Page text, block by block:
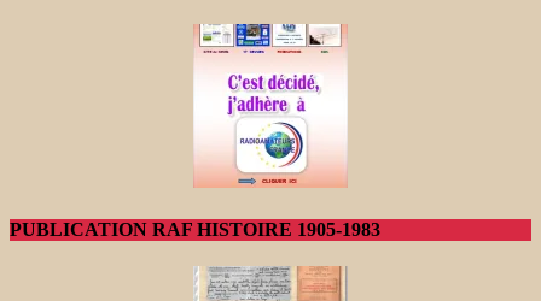
PUBLICATION RAF HISTOIRE 1905-1983